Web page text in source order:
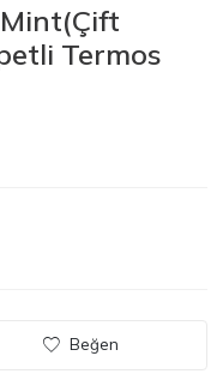
Termos
Beğen